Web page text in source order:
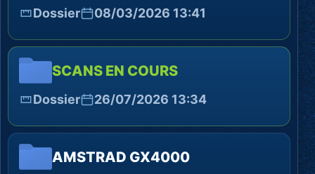
Dossier 08/03/2026 13:41
SCANS EN COURS
Dossier 26/07/2026 13:34
AMSTRAD GX4000